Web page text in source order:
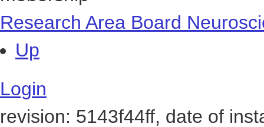
Research Area Board
Up
Login
revision: 5143f44ff, date of